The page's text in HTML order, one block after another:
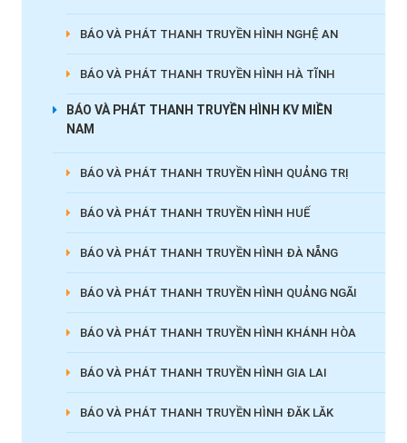
BÁO VÀ PHÁT THANH TRUYỀN HÌNH NGHỆ AN
BÁO VÀ PHÁT THANH TRUYỀN HÌNH HÀ TĨNH
BÁO VÀ PHÁT THANH TRUYỀN HÌNH KV MIỀN
NAM
BÁO VÀ PHÁT THANH TRUYỀN HÌNH QUẢNG TRỊ
BÁO VÀ PHÁT THANH TRUYỀN HÌNH HUẾ
BÁO VÀ PHÁT THANH TRUYỀN HÌNH ĐÀ NẴNG
BÁO VÀ PHÁT THANH TRUYỀN HÌNH QUẢNG NGÃI
BÁO VÀ PHÁT THANH TRUYỀN HÌNH KHÁNH HÒA
BÁO VÀ PHÁT THANH TRUYỀN HÌNH GIA LAI
BÁO VÀ PHÁT THANH TRUYỀN HÌNH ĐĂK LĂK